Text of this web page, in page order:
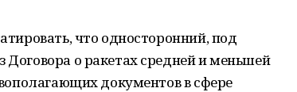
что односторонний, под
о ракетах средней и меньшей
документов в сфере